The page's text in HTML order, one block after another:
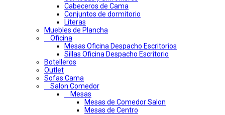
Cabeceros de Cama
Conjuntos de dormitorio
Literas
Muebles de Plancha
Oficina
Mesas Oficina Despacho Escritorios
Sillas Oficina Despacho Escritorio
Botelleros
Outlet
Sofas Cama
Salon Comedor
Mesas
Mesas de Comedor Salon
Mesas de Centro